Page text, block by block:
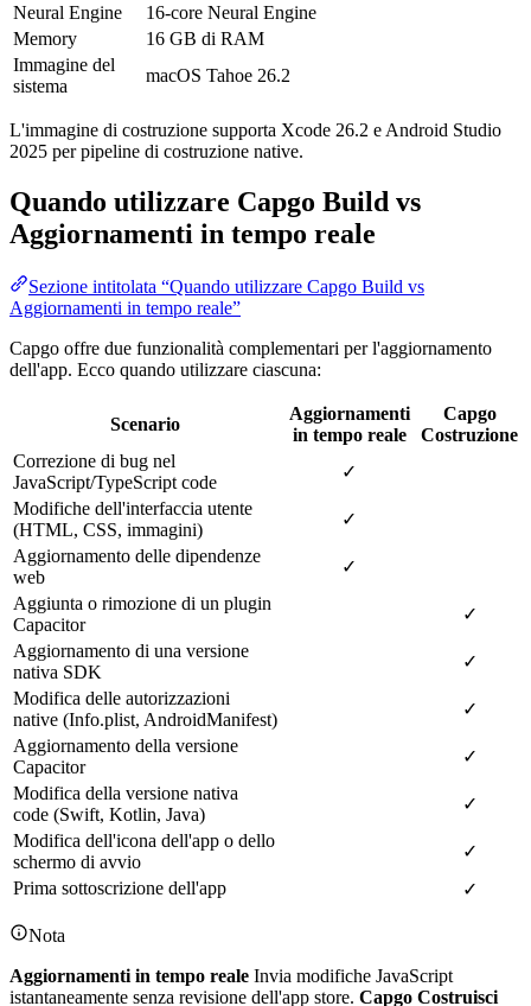
Neural Engine
16-core Neural Engine
Memory
16 GB di RAM
Immagine del
sistema
macOS Tahoe 26.2
L'immagine di costruzione supporta Xcode 26.2 e Android Studio
2025 per pipeline di costruzione native.
Quando utilizzare Capgo Build vs
Aggiornamenti in tempo reale
Sezione intitolata “Quando utilizzare Capgo Build vs
Aggiornamenti in tempo reale”
Capgo offre due funzionalità complementari per l'aggiornamento
dell'app. Ecco quando utilizzare ciascuna:
Scenario
Aggiornamenti
in tempo reale
Capgo
Costruzione
Correzione di bug nel
JavaScript/TypeScript code
✓
Modifiche dell'interfaccia utente
(HTML, CSS, immagini)
✓
Aggiornamento delle dipendenze
web
✓
Aggiunta o rimozione di un plugin
Capacitor
✓
Aggiornamento di una versione
nativa SDK
✓
Modifica delle autorizzazioni
native (Info.plist, AndroidManifest)
✓
Aggiornamento della versione
Capacitor
✓
Modifica della versione nativa
code (Swift, Kotlin, Java)
✓
Modifica dell'icona dell'app o dello
schermo di avvio
✓
Prima sottoscrizione dell'app
✓
Nota
Aggiornamenti in tempo reale Invia modifiche JavaScript
istantaneamente senza revisione dell'app store. Capgo Costruisci